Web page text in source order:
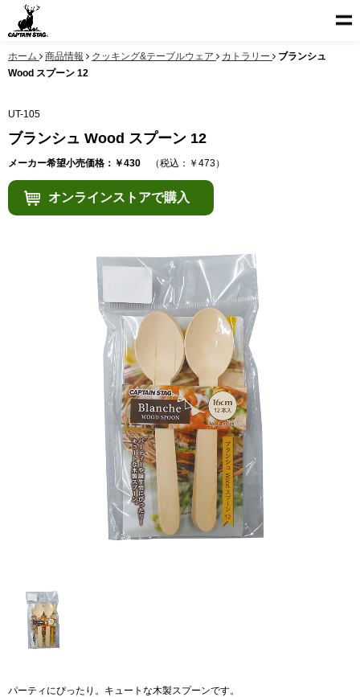
ホーム 商品情報 クッキング&テーブルウェア カトラリー
ブランシュ
Wood スプーン 12
UT-105
ブランシュ Wood スプーン 12
メーカー希望小売価格：￥430 （税込：￥473）
オンラインストアで購入
パーティにぴったり。キュートな木製スプーンです。